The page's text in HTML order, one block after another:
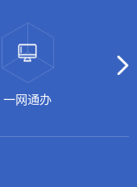
一网通办